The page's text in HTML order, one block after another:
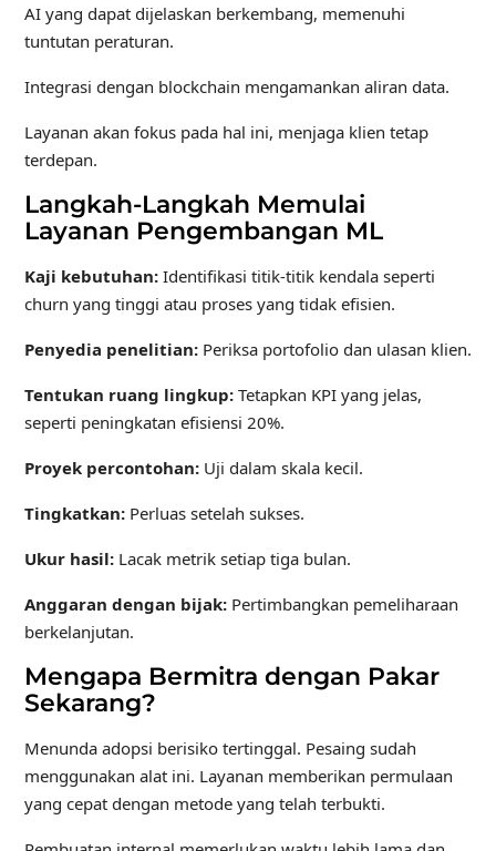
AI yang dapat dijelaskan berkembang, memenuhi
tuntutan peraturan.
Integrasi dengan blockchain mengamankan aliran data.
Layanan akan fokus pada hal ini, menjaga klien tetap
terdepan.
Langkah-Langkah Memulai
Layanan Pengembangan ML
Kaji kebutuhan:Identifikasi titik-titik kendala seperti
churn yang tinggi atau proses yang tidak efisien.
Penyedia penelitian:Periksa portofolio dan ulasan klien.
Tentukan ruang lingkup: Tetapkan KPI yang jelas,
seperti peningkatan efisiensi 20%.
Proyek percontohan: Uji dalam skala kecil.
Tingkatkan: Perluas setelah sukses.
Ukur hasil: Lacak metrik setiap tiga bulan.
Anggaran dengan bijak: Pertimbangkan pemeliharaan
berkelanjutan.
Mengapa Bermitra dengan Pakar
Sekarang?
Menunda adopsi berisiko tertinggal. Pesaing sudah
menggunakan alat ini. Layanan memberikan permulaan
yang cepat dengan metode yang telah terbukti.